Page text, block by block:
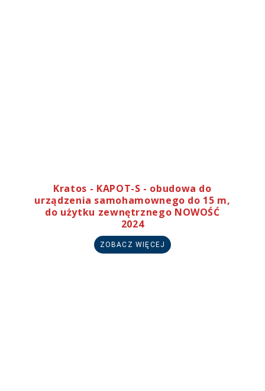
Kratos - KAPOT-S - obudowa do
urządzenia samohamownego do 15 m,
do użytku zewnętrznego NOWOŚĆ
2024
ZOBACZ WIĘCEJ